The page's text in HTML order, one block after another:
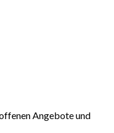
Angebote und